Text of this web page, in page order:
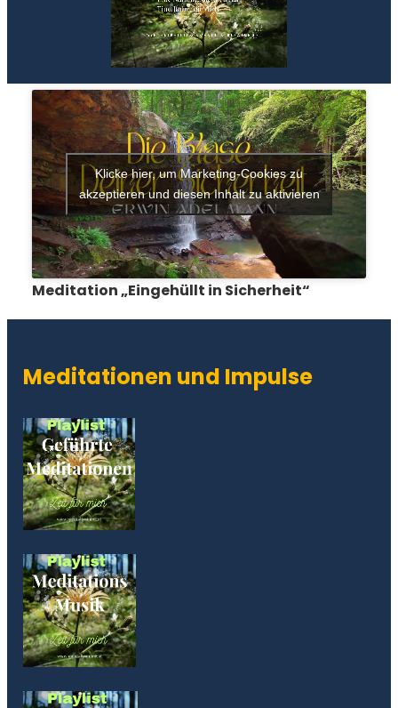
Klicke hier, um Marketing-Cookies zu
akzeptieren und diesen Inhalt zu aktivieren
Meditation „Eingehüllt in Sicherheit“
Meditationen und Impulse